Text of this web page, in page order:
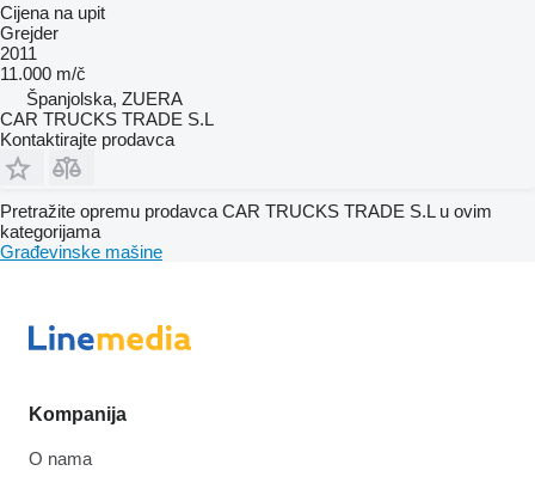
Cijena na upit
Grejder
2011
11.000 m/č
Španjolska, ZUERA
CAR TRUCKS TRADE S.L
Kontaktirajte prodavca
Pretražite opremu prodavca CAR TRUCKS TRADE S.L u ovim
kategorijama
Građevinske mašine
Kompanija
O nama